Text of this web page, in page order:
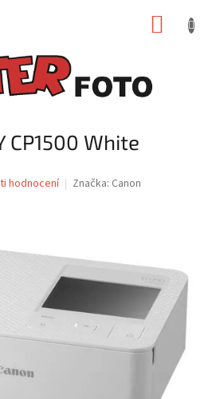
CP1500 White
hodnocení Značka: Canon